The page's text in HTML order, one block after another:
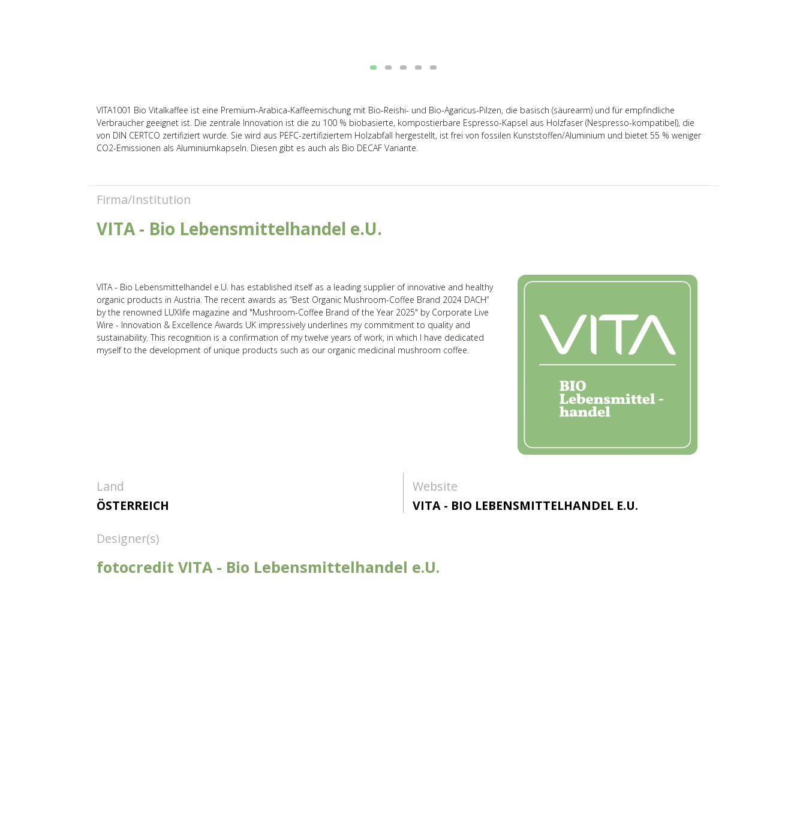
VITA1001 Bio Vitalkaffee ist eine Premium-Arabica-Kaffeemischung mit Bio-Reishi- und Bio-Agaricus-Pilzen, die basisch (säurearm) und für empfindliche
Verbraucher geeignet ist. Die zentrale Innovation ist die zu 100 % biobasierte, kompostierbare Espresso-Kapsel aus Holzfaser (Nespresso-kompatibel), die
von DIN CERTCO zertifiziert wurde. Sie wird aus PEFC-zertifiziertem Holzabfall hergestellt, ist frei von fossilen Kunststoffen/Aluminium und bietet 55 % weniger
CO2-Emissionen als Aluminiumkapseln. Diesen gibt es auch als Bio DECAF Variante.
Firma/Institution
VITA - Bio Lebensmittelhandel e.U.
VITA - Bio Lebensmittelhandel e.U. has established itself as a leading supplier of innovative and healthy
organic products in Austria. The recent awards as “Best Organic Mushroom-Coffee Brand 2024 DACH”
by the renowned LUXlife magazine and "Mushroom-Coffee Brand of the Year 2025" by Corporate Live
Wire - Innovation & Excellence Awards UK impressively underlines my commitment to quality and
sustainability. This recognition is a confirmation of my twelve years of work, in which I have dedicated
myself to the development of unique products such as our organic medicinal mushroom coffee.
Land
ÖSTERREICH
Website
VITA - BIO LEBENSMITTELHANDEL E.U.
Designer(s)
fotocredit VITA - Bio Lebensmittelhandel e.U.